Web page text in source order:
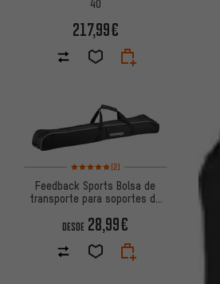
40
217,99€
Valoración media: 5 de 5 basada en 2
(2)
Feedback Sports Bolsa de
transporte para soportes de
DESDE 28,99€